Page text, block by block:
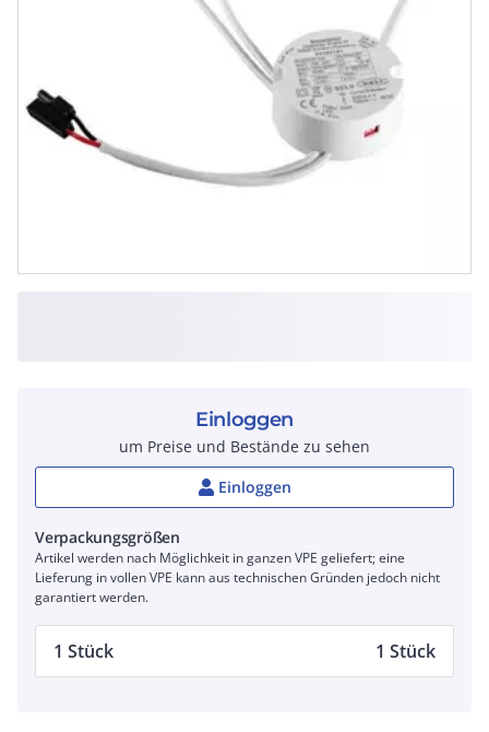
Einloggen
um Preise und Bestände zu sehen
Einloggen
Verpackungsgrößen
Artikel werden nach Möglichkeit in ganzen VPE geliefert; eine
Lieferung in vollen VPE kann aus technischen Gründen jedoch nicht
garantiert werden.
1 Stück 1 Stück